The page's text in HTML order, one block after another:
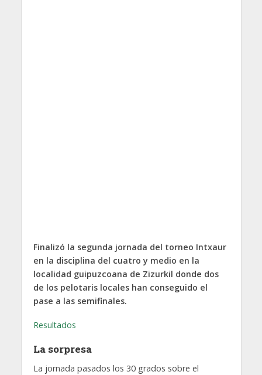
Finalizó la segunda jornada del torneo Intxaur
en la disciplina del cuatro y medio en la
localidad guipuzcoana de Zizurkil donde dos
de los pelotaris locales han conseguido el
pase a las semifinales.
Resultados
La sorpresa
La jornada pasados los 30 grados sobre el